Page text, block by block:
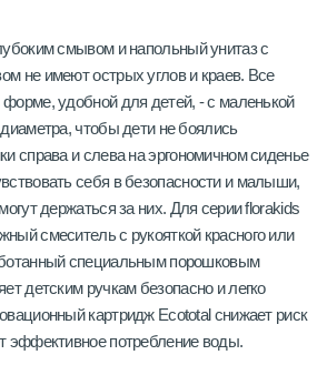
смывом и напольный унитаз с
не имеют острых углов и краев. Все
удобной для детей, - с маленькой
чтобы дети не боялись
справа и слева на эргономичном сиденье
себя в безопасности и малыши,
держаться за них. Для серии florakids
смеситель с рукояткой красного или
специальным порошковым
детским ручкам безопасно и легко
картридж Ecototal снижает риск
эффективное потребление воды.